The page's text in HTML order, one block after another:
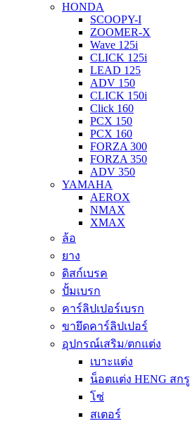
HONDA
SCOOPY-I
ZOOMER-X
Wave 125i
CLICK 125i
LEAD 125
ADV 150
CLICK 150i
Click 160
PCX 150
PCX 160
FORZA 300
FORZA 350
ADV 350
YAMAHA
AEROX
NMAX
XMAX
ล้อ
ยาง
ดิสก์เบรค
ปั้มเบรก
คาร์ลิปเปอร์เบรก
ขายึดคาร์ลิปเปอร์
อุปกรณ์เสริม/ตกแต่ง
เบาะแต่ง
น็อตแต่ง HENG สกรู
โซ่
สเตอร์